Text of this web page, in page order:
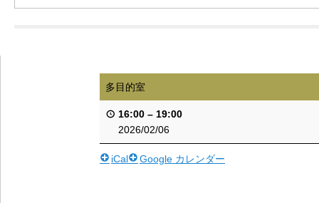
多目的室
16:00 – 19:00
2026/02/06
iCal Google カレンダー